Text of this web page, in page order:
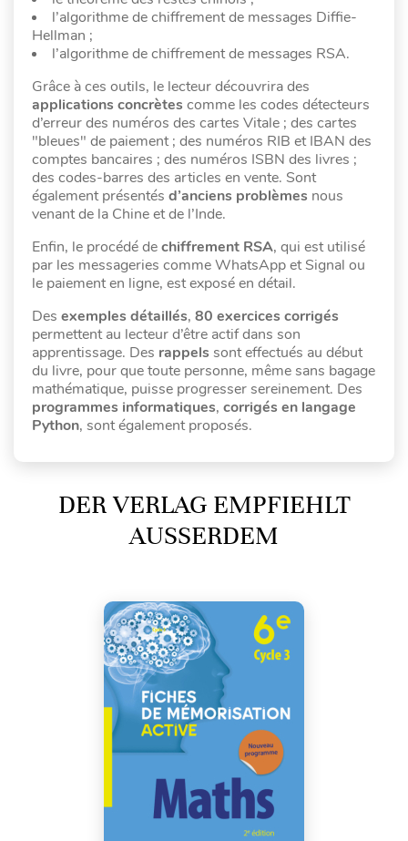
l’algorithme de chiffrement de messages Diffie-
Hellman ;
l’algorithme de chiffrement de messages RSA.
Grâce à ces outils, le lecteur découvrira des
applications concrètes comme les codes détecteurs
d’erreur des numéros des cartes Vitale ; des cartes
"bleues" de paiement ; des numéros RIB et IBAN des
comptes bancaires ; des numéros ISBN des livres ;
des codes-barres des articles en vente. Sont
également présentés d’anciens problèmes nous
venant de la Chine et de l’Inde.
Enfin, le procédé dechiffrement RSA, qui est utilisé
par les messageries comme WhatsApp et Signal ou
le paiement en ligne, est exposé en détail.
Des exemples détaillés, 80 exercices corrigés
permettent au lecteur d’être actif dans son
apprentissage. Des rappels sont effectués au début
du livre, pour que toute personne, même sans bagage
mathématique, puisse progresser sereinement. Des
programmes informatiques, corrigés en langage
Python, sont également proposés.
DER VERLAG EMPFIEHLT
AUSSERDEM